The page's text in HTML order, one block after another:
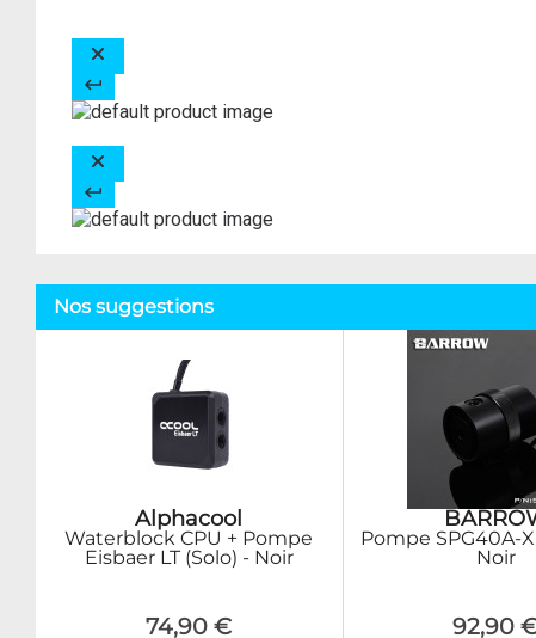
Nos suggestions
Alphacool
Waterblock CPU + Pompe
Eisbaer LT (Solo) - Noir
74,90 €
Pompe SPG40A-
Noir
92,90